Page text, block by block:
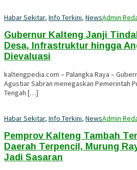
Habar Sekitar, Info Terkini, NewsAdmin
Gubernur Kalteng Janji
Desa, Infrastruktur hingga
Dievaluasi
kaltengpedia.com – Palangka Raya –
Agustiar Sabran menegaskan Pemerintah
Tengah […]
Habar Sekitar, Info Terkini, NewsAdmin
Pemprov Kalteng Tambah
Daerah Terpencil, Murung
Jadi Sasaran